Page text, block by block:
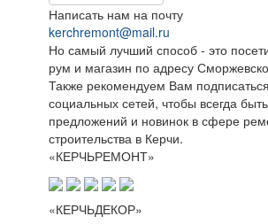
Написать нам на почту
kerchremont@mail.ru
Но самый лучший способ - это
рум и магазин по адресу
Также рекомендуем Вам
социальных сетей, чтобы всегда
предложений и новинок в сфере
строительства в Керчи.
«КЕРЧЬРЕМОНТ»
«КЕРЧЬДЕКОР»